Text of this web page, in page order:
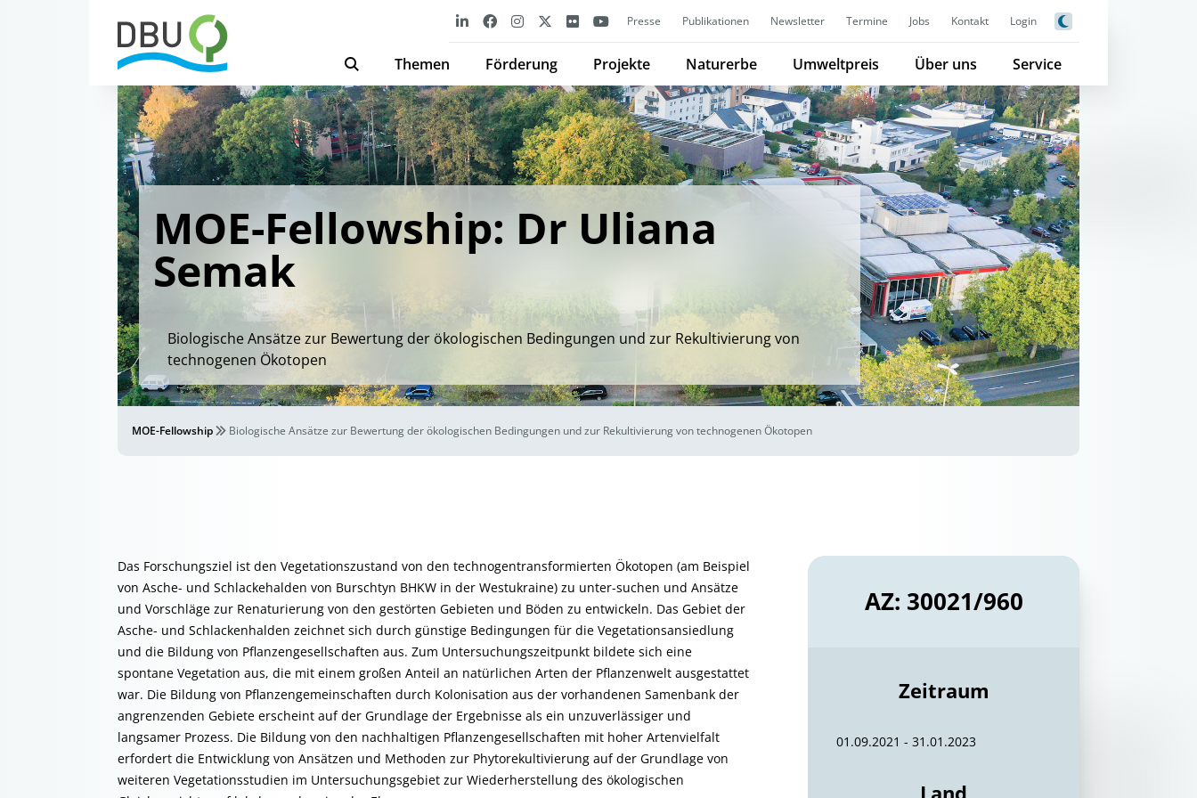
Presse Publikationen Newsletter Termine Jobs Kontakt Login
Themen Förderung Projekte Naturerbe Umweltpreis Über uns Service
MOE-Fellowship: Dr Uliana
Semak
Biologische Ansätze zur Bewertung der ökologischen Bedingungen und zur Rekultivierung von
technogenen Ökotopen
MOE-Fellowship Biologische Ansätze zur Bewertung der ökologischen Bedingungen und zur Rekultivierung von technogenen Ökotopen
Das Forschungsziel ist den Vegetationszustand von den technogentransformierten Ökotopen (am Beispiel
von Asche- und Schlackehalden von Burschtyn BHKW in der Westukraine) zu unter-suchen und Ansätze
und Vorschläge zur Renaturierung von den gestörten Gebieten und Böden zu entwickeln. Das Gebiet der
Asche- und Schlackenhalden zeichnet sich durch günstige Bedingungen für die Vegetationsansiedlung
und die Bildung von Pflanzengesellschaften aus. Zum Untersuchungszeitpunkt bildete sich eine
spontane Vegetation aus, die mit einem großen Anteil an natürlichen Arten der Pflanzenwelt ausgestattet
war. Die Bildung von Pflanzengemeinschaften durch Kolonisation aus der vorhandenen Samenbank der
angrenzenden Gebiete erscheint auf der Grundlage der Ergebnisse als ein unzuverlässiger und
langsamer Prozess. Die Bildung von den nachhaltigen Pflanzengesellschaften mit hoher Artenvielfalt
erfordert die Entwicklung von Ansätzen und Methoden zur Phytorekultivierung auf der Grundlage von
weiteren Vegetationsstudien im Untersuchungsgebiet zur Wiederherstellung des ökologischen
AZ: 30021/960
Zeitraum
01.09.2021 - 31.01.2023
Land